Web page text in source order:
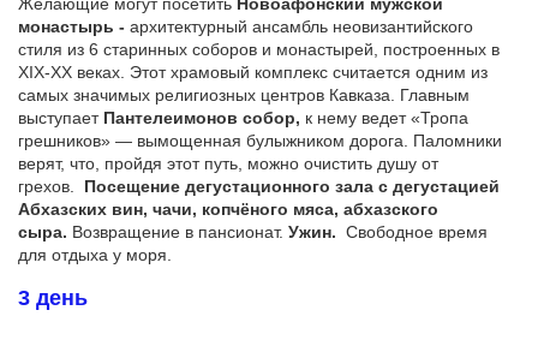
монастырь - архитектурный ансамбль неовизантийского
стиля из 6 старинных соборов и монастырей, построенных в
XIX-ХХ веках. Этот храмовый комплекс считается одним из
самых значимых религиозных центров Кавказа. Главным
выступает Пантелеимонов собор, к нему ведет «Тропа
грешников» — вымощенная булыжником дорога. Паломники
верят, что, пройдя этот путь, можно очистить душу от
грехов. Посещение дегустационного зала с дегустацией
Абхазских вин, чачи, копчёного мяса, абхазского
сыра. Возвращение в пансионат. Ужин. Свободное время
для отдыха у моря.
3 день